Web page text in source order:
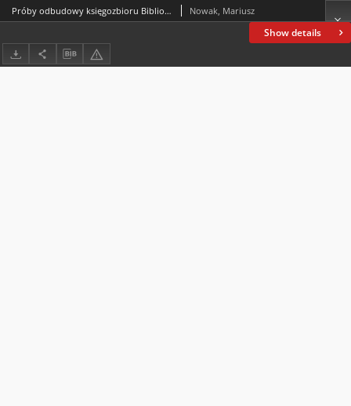
Show details
Próby odbudowy księgozbioru Biblioteki Ordynacji Myszkowskiej przez Aleksandra Wielopolskiego Nowak, Mariusz